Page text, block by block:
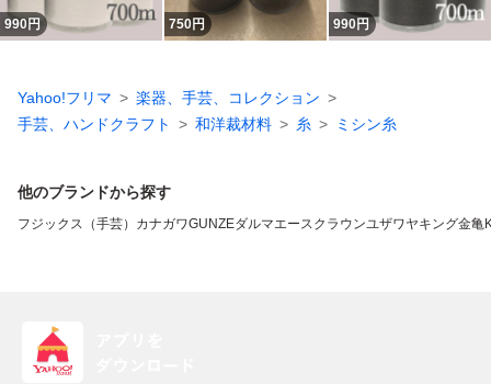
990円 750円 990円
Yahoo!フリマ
楽器、手芸、コレクション
手芸、ハンドクラフト
和洋裁材料 糸 ミシン糸
他のブランドから探す
フジックス（手芸） カナガワGUNZEダルマエースクラウンユザワヤキング金亀